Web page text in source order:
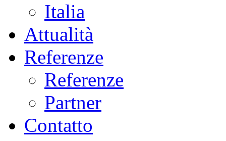
Italia
Attualità
Referenze
Referenze
Partner
Contatto